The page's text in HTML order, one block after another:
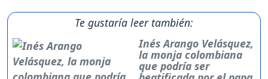
Te gustaría leer también:
Inés Arango Velásquez,
la monja colombiana
que podría ser